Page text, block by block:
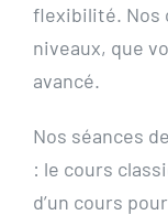
flexibilité. Nos
niveaux, que
avancé.
Nos séances
: le cours
d’un cours